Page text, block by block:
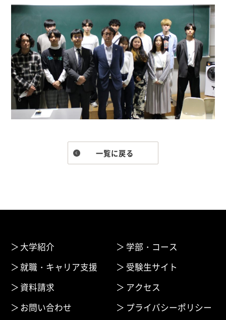
一覧に戻る
大学紹介
学部・コース
就職・キャリア支援
受験生サイト
資料請求
アクセス
お問い合わせ
プライバシーポリシー